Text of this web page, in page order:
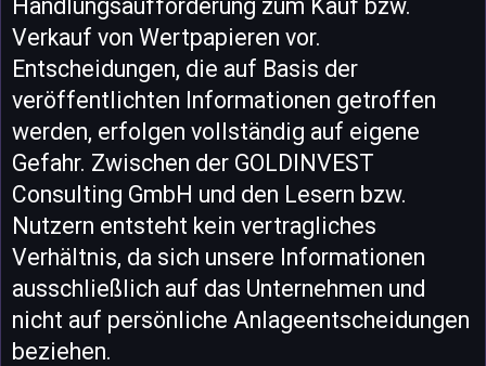
Handlungsaufforderung zum Kauf bzw.
Verkauf von Wertpapieren vor.
Entscheidungen, die auf Basis der
veröffentlichten Informationen getroffen
werden, erfolgen vollständig auf eigene
Gefahr. Zwischen der GOLDINVEST
Consulting GmbH und den Lesern bzw.
Nutzern entsteht kein vertragliches
Verhältnis, da sich unsere Informationen
ausschließlich auf das Unternehmen und
nicht auf persönliche Anlageentscheidungen
beziehen.